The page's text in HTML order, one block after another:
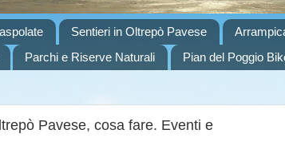
Sentieri in Oltrepò Pavese
Parchi e Riserve Naturali Pian del Poggio
Pavese, cosa fare. Eventi e